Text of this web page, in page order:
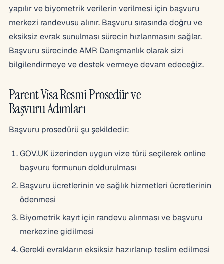
yapılır ve biyometrik verilerin verilmesi için başvuru
merkezi randevusu alınır. Başvuru sırasında doğru ve
eksiksiz evrak sunulması sürecin hızlanmasını sağlar.
Başvuru sürecinde AMR Danışmanlık olarak sizi
bilgilendirmeye ve destek vermeye devam edeceğiz.
Parent Visa Resmi Prosedür ve
Başvuru Adımları
Başvuru prosedürü şu şekildedir:
GOV.UK üzerinden uygun vize türü seçilerek online
başvuru formunun doldurulması
Başvuru ücretlerinin ve sağlık hizmetleri ücretlerinin
ödenmesi
Biyometrik kayıt için randevu alınması ve başvuru
merkezine gidilmesi
Gerekli evrakların eksiksiz hazırlanıp teslim edilmesi